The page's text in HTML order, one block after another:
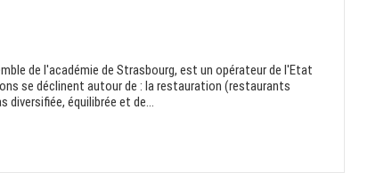
de l'académie de Strasbourg, est un opérateur de l'Etat
se déclinent autour de : la restauration (restaurants
équilibrée et de...